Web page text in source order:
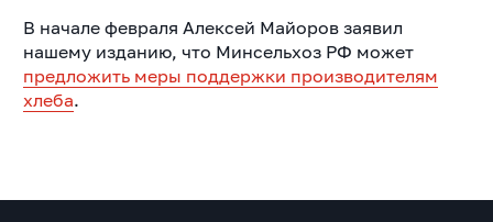
В начале февраля Алексей Майоров заявил
нашему изданию, что Минсельхоз РФ может
предложить меры поддержки производителям
хлеба.